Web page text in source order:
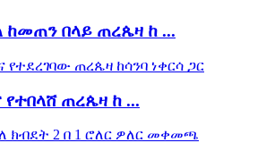
ከመጠን በላይ ጠረጴዛ ከ ...
ጠረጴዛ ከ ...